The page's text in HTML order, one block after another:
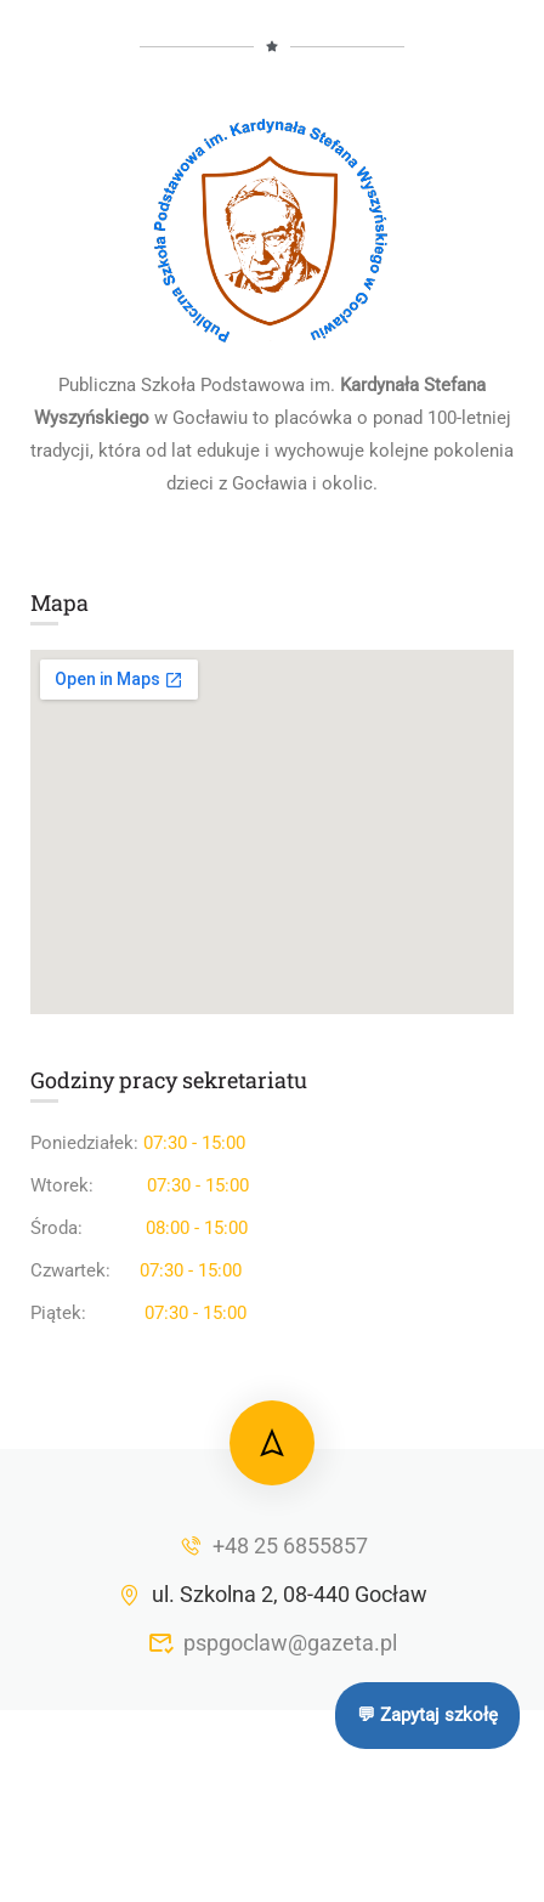
Publiczna Szkoła Podstawowa im. Kardynała Stefana
Wyszyńskiegow Gocławiu to placówka o ponad 100-letniej
tradycji, która od lat edukuje i wychowuje kolejne pokolenia
dzieci z Gocławia i okolic.
Mapa
Godziny pracy sekretariatu
Poniedziałek: 07:30 - 15:00
Wtorek: 07:30 - 15:00
Środa: 08:00 - 15:00
Czwartek: 07:30 - 15:00
Piątek: 07:30 - 15:00
+48 25 6855857
ul. Szkolna 2, 08-440 Gocław
pspgoclaw@gazeta.pl
💬 Zapytaj szkołę